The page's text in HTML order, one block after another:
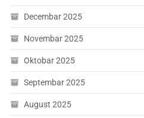
Decembar 2025
Novembar 2025
Oktobar 2025
Septembar 2025
August 2025